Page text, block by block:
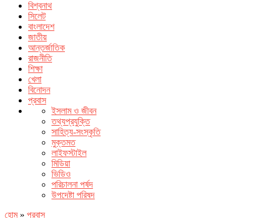
বিশ্বনাথ
সিলেট
বাংলাদেশ
জাতীয়
আন্তর্জাতিক
রাজনীতি
শিক্ষা
খেলা
বিনোদন
প্রবাস
ইসলাম ও জীবন
তথ্যপ্রযুক্তি
সাহিত্য-সংস্কৃতি
মুক্তমত
লাইফস্টাইল
মিডিয়া
ভিডিও
পরিচালনা পর্ষদ
উপদেষ্টা পরিষদ
হোম» প্রবাস